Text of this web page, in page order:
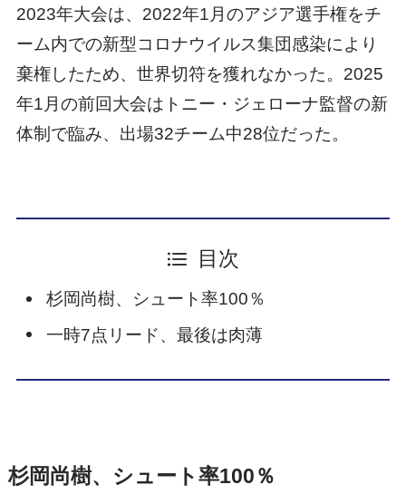
2023年大会は、2022年1月のアジア選手権をチ
ーム内での新型コロナウイルス集団感染により
棄権したため、世界切符を獲れなかった。2025
年1月の前回大会はトニー・ジェローナ監督の新
体制で臨み、出場32チーム中28位だった。
目次
杉岡尚樹、シュート率100％
一時7点リード、最後は肉薄
杉岡尚樹、シュート率100％